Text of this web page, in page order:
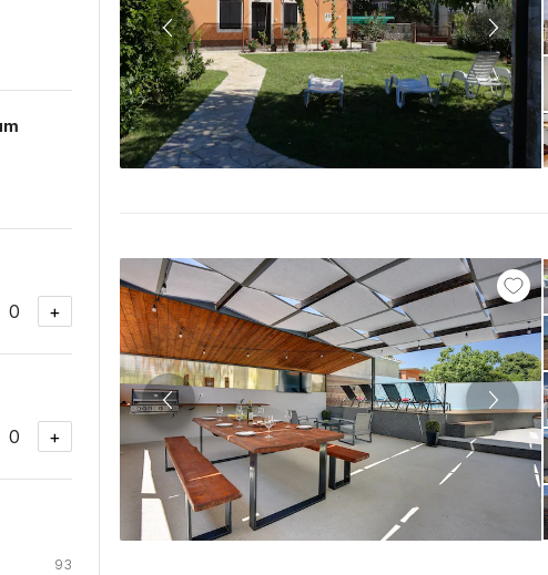
0 +
0 +
93